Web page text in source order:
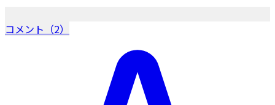
コメント（2）